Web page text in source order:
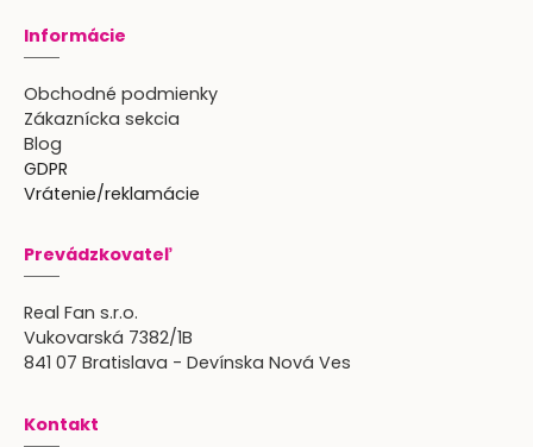
Informácie
Obchodné podmienky
Zákaznícka sekcia
Blog
GDPR
Vrátenie/reklamácie
Prevádzkovateľ
Real Fan s.r.o.
Vukovarská 7382/1B
841 07 Bratislava - Devínska Nová Ves
Kontakt